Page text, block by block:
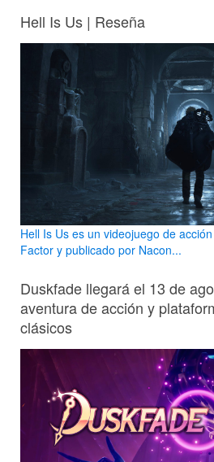
Hell Is Us | Reseña
Hell Is Us es un videojuego de
Factor y publicado por Nacon...
Duskfade llegará el 13 de
aventura de acción y
clásicos